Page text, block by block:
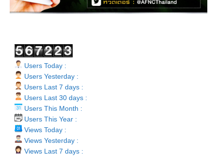
Users Today :
Users Yesterday :
Users Last 7 days :
Users Last 30 days :
Users This Month :
Users This Year :
Views Today :
Views Yesterday :
Views Last 7 days :